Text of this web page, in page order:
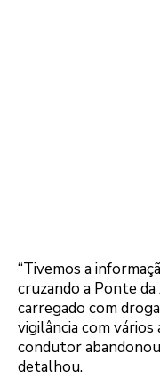
“Tivemos a
cruzando a Ponte
carregado com
vigilância com
condutor
detalhou.